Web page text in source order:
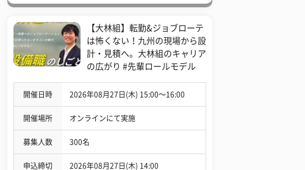
【大林組】転勤&ジョブローテ
は怖くない！九州の現場から設
計・見積へ。大林組のキャリア
の広がり #先輩ロールモデル
開催日時 2026年08月27日(木) 15:00〜16:00
開催場所 オンラインにて実施
募集人数 300名
申込締切 2026年08月27日(木) 14:00